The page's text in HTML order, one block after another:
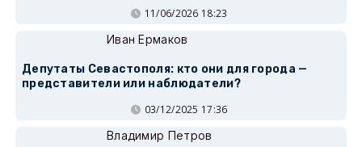
11/06/2026 18:23
Иван Ермаков
Депутаты Севастополя: кто они для города —
представители или наблюдатели?
03/12/2025 17:36
Владимир Петров